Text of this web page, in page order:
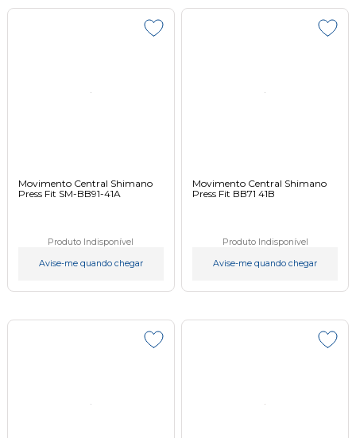
Movimento Central Shimano
Press Fit SM-BB91-41A
Produto Indisponível
Avise-me quando chegar
Movimento Central Shimano
Press Fit BB71 41B
Produto Indisponível
Avise-me quando chegar